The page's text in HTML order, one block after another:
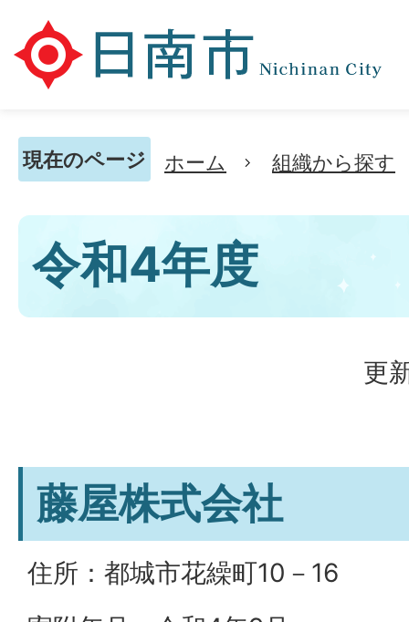
現在のページ ホーム 組織から探す
令和4年度
更
藤屋株式会社
住所：都城市花繰町10－16